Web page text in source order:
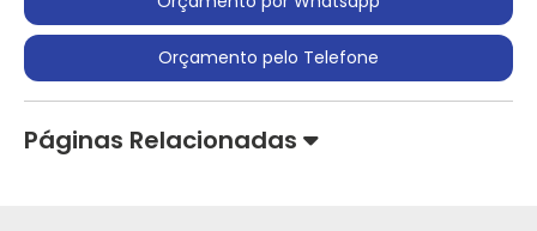
Orçamento pelo Telefone
Páginas Relacionadas